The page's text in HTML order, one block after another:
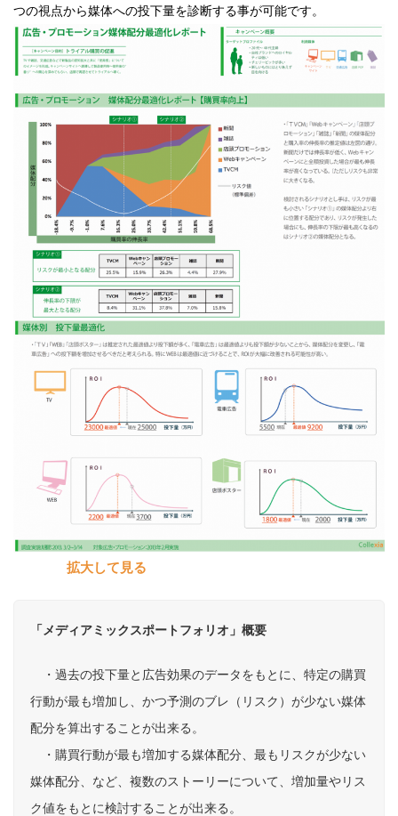
つの視点から媒体への投下量を診断する事が可能です。
拡大して見る
「メディアミックスポートフォリオ」概要
・過去の投下量と広告効果のデータをもとに、特定の購買
行動が最も増加し、かつ予測のブレ（リスク）が少ない媒体
配分を算出することが出来る。
・購買行動が最も増加する媒体配分、最もリスクが少ない
媒体配分、など、複数のストーリーについて、増加量やリス
ク値をもとに検討することが出来る。